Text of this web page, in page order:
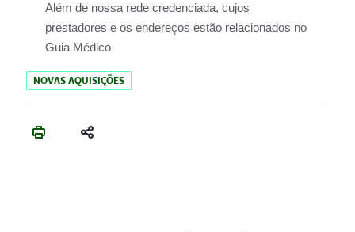
Além de nossa rede credenciada, cujos
prestadores e os endereços estão relacionados no
Guia Médico
NOVAS AQUISIÇÕES